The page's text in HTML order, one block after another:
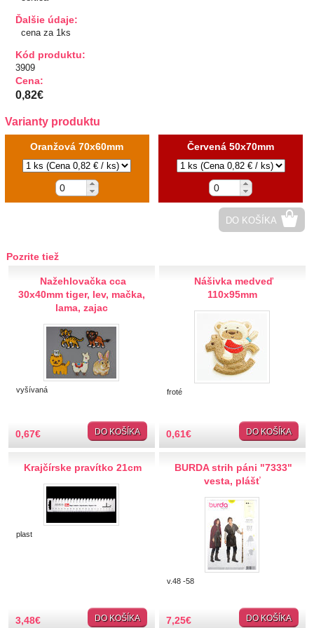
TIPY NA DARČEKY
Zľavnené
Aplikácie
Bižutérny kútik
Dekorácie
Gombíky
Guma
Ihly a špendlíky
Krajčírske potreby
Nášivky a Nažehlovačky
Ďalšie údaje:
cena za 1ks
Kód produktu:
3909
Cena:
0,82€
Varianty produktu
Oranžová 70x60mm Červená 50x70mm
DO KOŠÍKA
Pozrite tiež
Nažehlovačka cca
30x40mm tiger, lev, mačka,
lama, zajac
vyšívaná
0,67€ DO KOŠÍKA
Nášivka medveď
110x95mm
froté
0,61€ DO KOŠÍKA
Krajčírske pravítko 21cm
plast
3,48€ DO KOŠÍKA
BURDA strih páni "7333"
vesta, plášť
v.48 -58
7,25€ DO KOŠÍKA